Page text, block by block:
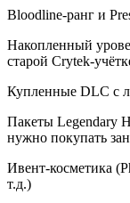
Bloodline-ранг и
Накопленный
старой Crytek-
Купленные DLC с
Пакеты Legendary
нужно покупать
Ивент-косметика
т.д.)